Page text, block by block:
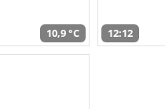
10,9 °C 12:12